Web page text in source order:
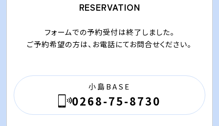
RESERVATION
フォームでの予約受付は終了しました。
ご予約希望の方は、お電話にてお問合せください。
小島BASE
0268-75-8730